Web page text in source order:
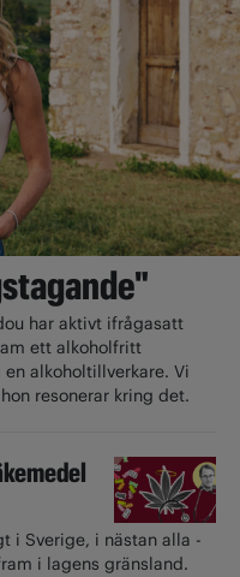
har aktivt ifrågasatt
ett alkoholfritt
alkoholtillverkare. Vi
resonerar kring det.
i ­Sverige, i nästan alla
i lagens gränsland.